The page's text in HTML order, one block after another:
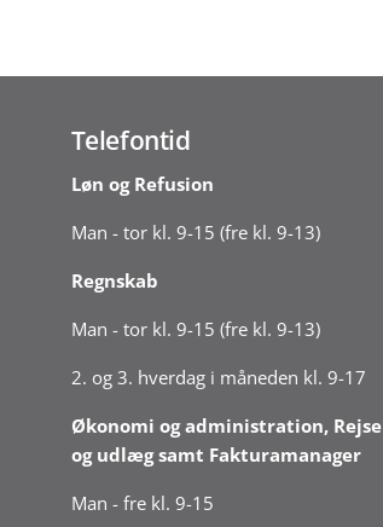
Telefontid
Løn og Refusion
Man - tor kl. 9-15 (fre kl. 9-13)
Regnskab
Man - tor kl. 9-15 (fre kl. 9-13)
2. og 3. hverdag i måneden kl. 9-17
Økonomi og administration, Rejse
og udlæg samt Fakturamanager
Man - fre kl. 9-15